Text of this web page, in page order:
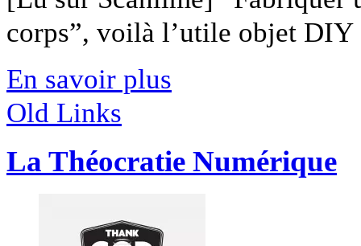
corps”, voilà l’utile objet
En savoir plus
Old Links
La Théocratie Numérique